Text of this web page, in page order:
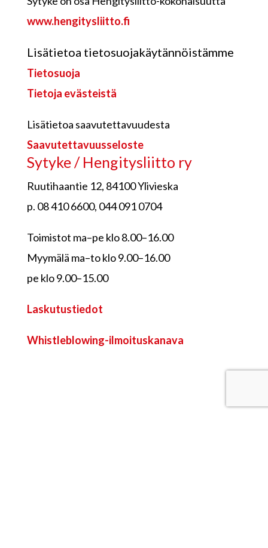
www.hengitysliitto.fi
Lisätietoa tietosuojakäytännöistämme
Tietosuoja
Tietoja evästeistä
Lisätietoa saavutettavuudesta
Saavutettavuusseloste
Sytyke / Hengitysliitto ry
Ruutihaantie 12, 84100 Ylivieska
p. 08 410 6600, 044 091 0704
Toimistot ma–pe klo 8.00–16.00
Myymälä ma–to klo 9.00–16.00
pe klo 9.00–15.00
Laskutustiedot
Whistleblowing-ilmoituskanava